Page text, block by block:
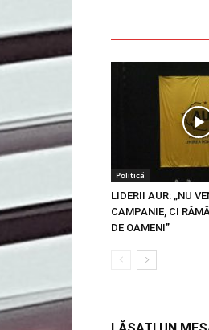
Politică
LIDERII AUR: „NU
CAMPANIE, CI
DE OAMENI”